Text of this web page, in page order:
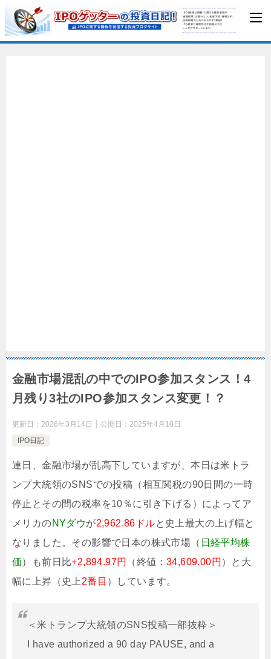
金融市場混乱の中でのIPO参加スタンス！4
月残り3社のIPO参加スタンス変更！？
更新日： 2026年3月14日 公開日： 2025年4月10日
IPO日記
連日、金融市場が乱高下していますが、本日は米トラ
ンプ大統領のSNSでの投稿（相互関税の90日間の一時
停止とその間の税率を10％に引き下げる）によってア
メリカのNYダウが2,962.86ドルと史上最大の上げ幅と
なりました。その影響で日本の株式市場（ 日経平均株
価）も前日比+2,894.97円 （終値：34,609.00円 ）と大
幅に上昇（史上 2番目 ）しています。
＜米トランプ大統領のSNS投稿一部抜粋＞
I have authorized a 90 day PAUSE, and a